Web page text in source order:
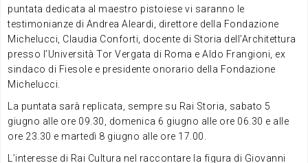
puntata dedicata al maestro pistoiese vi saranno le
testimonianze di Andrea Aleardi, direttore della Fondazione
Michelucci, Claudia Conforti, docente di Storia dell’Architettura
presso l’Università Tor Vergata di Roma e Aldo Frangioni, ex
sindaco di Fiesole e presidente onorario della Fondazione
Michelucci.
La puntata sarà replicata, sempre su Rai Storia, sabato 5
giugno alle ore 09.30, domenica 6 giugno alle ore 06.30 e alle
ore 23.30 e martedì 8 giugno alle ore 17.00.
L’interesse di Rai Cultura nel raccontare la figura di Giovanni